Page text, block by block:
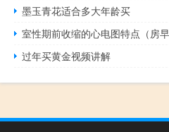
墨玉青花适合多大年龄买
室性期前收缩的心电图特点（房
过年买黄金视频讲解